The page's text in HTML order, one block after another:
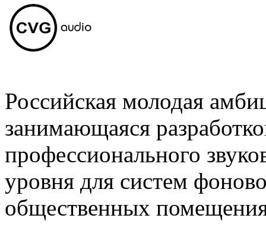
Российская молодая
занимающаяся
профессионального
уровня для систем
общественных